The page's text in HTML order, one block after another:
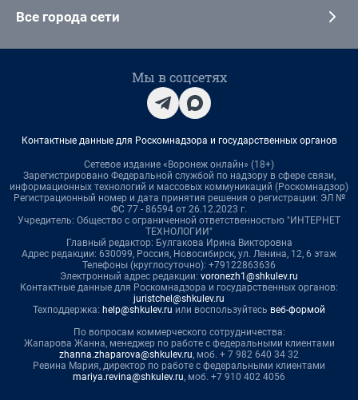
Все города сети
Мы в соцсетях
Контактные данные для Роскомнадзора и государственных органов
Сетевое издание «Воронеж онлайн» (18+)
Зарегистрировано Федеральной службой по надзору в сфере связи,
информационных технологий и массовых коммуникаций (Роскомнадзор)
Регистрационный номер и дата принятия решения о регистрации: ЭЛ №
ФС 77 - 86594 от 26.12.2023 г.
Учредитель: Общество с ограниченной ответственностью "ИНТЕРНЕТ
ТЕХНОЛОГИИ"
Главный редактор: Булгакова Ирина Викторовна
Адрес редакции: 630099, Россия, Новосибирск, ул. Ленина, 12, 6 этаж
Телефоны (круглосуточно): +79122863636
Электронный адрес редакции: voronezh1@shkulev.ru
Контактные данные для Роскомнадзора и государственных органов:
juristchel@shkulev.ru
Техподдержка: help@shkulev.ru или воспользуйтесь веб-формой
По вопросам коммерческого сотрудничества:
Жапарова Жанна, менеджер по работе с федеральными клиентами
zhanna.zhaparova@shkulev.ru, моб. + 7 982 640 34 32
Ревина Мария, директор по работе с федеральными клиентами
mariya.revina@shkulev.ru, моб. +7 910 402 4056